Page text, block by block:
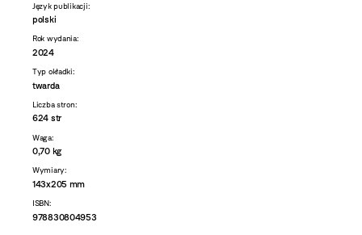
Język publikacji:
polski
Rok wydania:
2024
Typ okładki:
twarda
Liczba stron:
624 str
Waga:
0,70 kg
Wymiary:
143x205 mm
ISBN:
978830804953